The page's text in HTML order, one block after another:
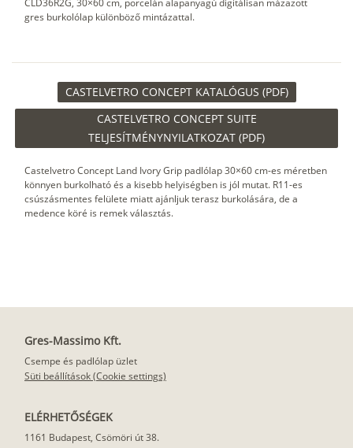
CLD36R2G, 30×60 cm, porcelán alapanyagú digitálisan mázazott
gres burkolólap különböző mintázattal.
CASTELVETRO CONCEPT KATALÓGUS (PDF)
CASTELVETRO CONCEPT SUITE
TELJESÍTMÉNYNYILATKOZAT (PDF)
Castelvetro Concept Land Ivory Grip padlólap 30×60 cm-es méretben
könnyen burkolható és a kisebb helyiségben is jól mutat. R11-es
csúszásmentes felülete miatt ajánljuk terasz burkolására, de a
medence köré is remek választás.
Gres-Massimo Kft.
Csempe és padlólap üzlet
Süti beállítások (Cookie settings)
ELÉRHETŐSÉGEK
1161 Budapest, Csömöri út 38.